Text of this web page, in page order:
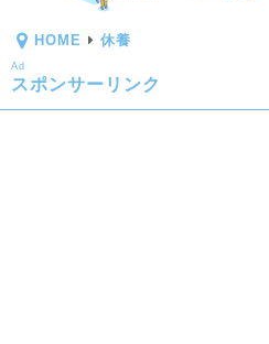
HOME 休養
Ad
スポンサーリンク